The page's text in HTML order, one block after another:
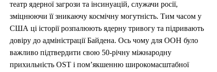
театр ядерної загрози та інсинуацій, служачи росії,
зміцнюючи її зникаючу космічну могутність. Тим часом у
США ці історії розпалюють ядерну тривогу та підривають
довіру до адміністрації Байдена. Ось чому для ООН було
важливо підтвердити свою 50-річну міжнародну
прихильність OST і пом’якшенню широкомасштабної